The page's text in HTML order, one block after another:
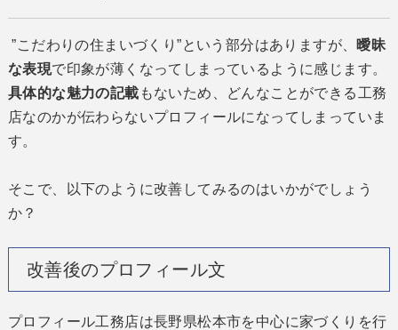
”こだわりの住まいづくり”という部分はありますが、 曖昧
な表現で印象が薄くなってしまっているように感じます。
具体的な魅力の記載 もないため、どんなことができる工務
店なのかが伝わらないプロフィールになってしまっていま
す。
そこで、以下のように改善してみるのはいかがでしょう
か？
改善後のプロフィール文
プロフィール工務店は長野県松本市を中心に家づくりを行